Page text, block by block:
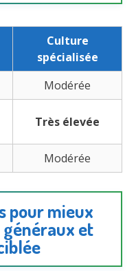
Culture
spécialisée
Modérée
Très élevée
Modérée
pour mieux
et